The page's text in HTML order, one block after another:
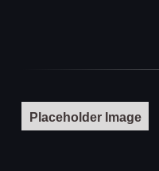
Placeholder Image